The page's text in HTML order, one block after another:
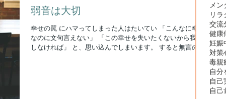
弱音は大切
幸せの罠 にハマってしまった人はたいてい 「こんなに幸せ
なのに文句言えない」 「この幸せを失いたくないから我慢
しなければ」 と、思い込んでしまいます。 すると無言のま
メ
リラ
交流
健康
妊娠
対策
毒親
自分
自己
自己